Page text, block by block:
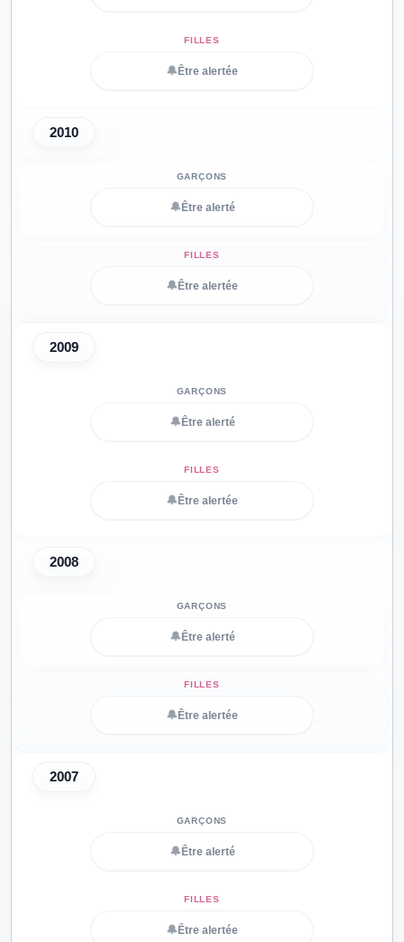
🔔 Être alertée
2010
🔔 Être alerté
🔔 Être alertée
2009
🔔 Être alerté
🔔 Être alertée
2008
🔔 Être alerté
🔔 Être alertée
2007
🔔 Être alerté
🔔 Être alertée